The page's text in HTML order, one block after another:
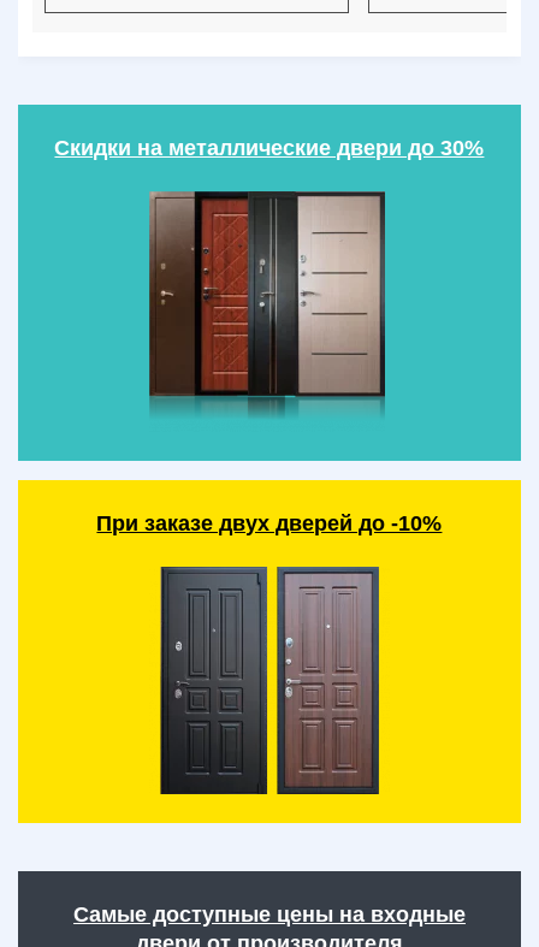
Скидки на металлические двери до 30%
При заказе двух дверей до -10%
Самые доступные цены на входные